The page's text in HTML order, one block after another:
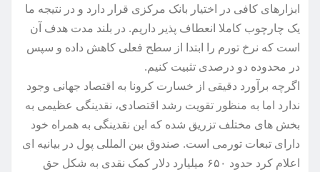
ابزارهای کافی در اختیار بانک مرکزی قرار دارد و در نتیجه ما
یک چارچوب کاملا انعطاف پذیر داریم. در بلند مدت هدف آن
است که نرخ تورم را ابتدا از سطح فعلی کاهش داده و سپس
در محدوده دو درصدی تثبیت کنیم.
اگرچه برآورد دقیقی از خسارت کرونا به اقتصاد جهانی وجود
ندارد اما به منظور تقویت رشد اقتصادی، نقدینگی عظیمی به
بخش های مختلف تزریق شده که این نقدینگی به همراه خود
دارای تبعات تورمی است. صندوق بین المللی پول در بیانیه ای
اعلام کرد حدود ۶۵۰ میلیارد دلار کمک نقدی به شکل حق